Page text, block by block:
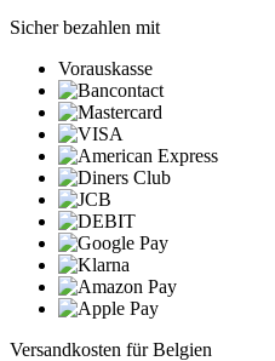
Sicher bezahlen mit
Vorauskasse
Versandkosten für Belgien